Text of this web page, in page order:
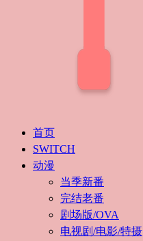
首页
SWITCH
动漫
当季新番
完结老番
剧场版/OVA
电视剧/电影/特摄